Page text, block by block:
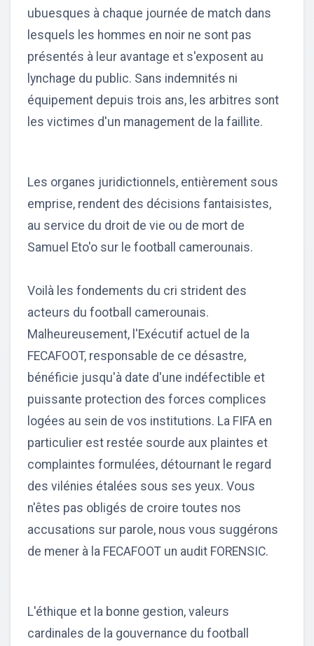
ubuesques à chaque journée de match dans
lesquels les hommes en noir ne sont pas
présentés à leur avantage et s'exposent au
lynchage du public. Sans indemnités ni
équipement depuis trois ans, les arbitres sont
les victimes d'un management de la faillite.
Les organes juridictionnels, entièrement sous
emprise, rendent des décisions fantaisistes,
au service du droit de vie ou de mort de
Samuel Eto'o sur le football camerounais.
Voilà les fondements du cri strident des
acteurs du football camerounais.
Malheureusement, l'Exécutif actuel de la
FECAFOOT, responsable de ce désastre,
bénéficie jusqu'à date d'une indéfectible et
puissante protection des forces complices
logées au sein de vos institutions. La FIFA en
particulier est restée sourde aux plaintes et
complaintes formulées, détournant le regard
des vilénies étalées sous ses yeux. Vous
n'êtes pas obligés de croire toutes nos
accusations sur parole, nous vous suggérons
de mener à la FECAFOOT un audit FORENSIC.
L'éthique et la bonne gestion, valeurs
cardinales de la gouvernance du football